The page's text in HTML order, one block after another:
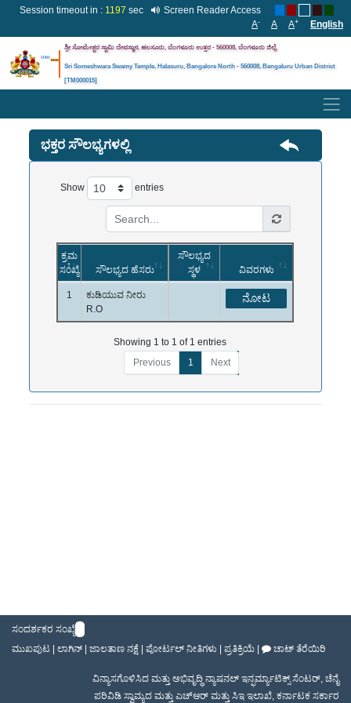
Session timeout in : 1196 sec
Screen Reader Access
A- A A+ English
ಶ್ರೀ ಸೋಮೇಶ್ವರ ಸ್ವಾಮಿ ದೇವಸ್ಥಾನ, ಹಲಸೂರು, ಬೆಂಗಳೂರು ಉತ್ತರ - 560008, ಬೆಂಗಳೂರುಜಿಲ್ಲೆ.
Sri Someshwara Swamy Temple, Halasuru, Bangalore North - 560008, Bengaluru Urban District
[TM000015]
ಭಕ್ತರ ಸೌಲಭ್ಯಗಳಲ್ಲಿ
Show entries
ಕ್ರಮ
ಸಂಖ್ಯೆ
ಸೌಲಭ್ಯದ ಹೆಸರು
ಸೌಲಭ್ಯದ
ಸ್ಥಳ
ವಿವರಗಳು
1
ಕುಡಿಯುವ ನೀರು
R.O
ನೋಟ
Showing 1 to 1 of 1 entries
Previous
1 Next
ಸಂದರ್ಶಕರ ಸಂಖ್ಯೆ
ಮುಖಪುಟ
ಲಾಗಿನ್ ಜಾಲತಾಣ ನಕ್ಷೆ ಪೋರ್ಟಲ್ ನೀತಿಗಳು ಪ್ರತಿಕ್ರಿಯೆ ಚಾಟ್ ತೆರೆಯಿರಿ
ವಿನ್ಯಾಸಗೊಳಿಸಿದ ಮತ್ತು ಅಭಿವೃದ್ಧಿ ನ್ಯಾಷನಲ್ ಇನ್ಫರ್ಮ್ಯಾಟಿಕ್ಸ್ ಸೆಂಟರ್, ಚೆನೈ
ಪರಿವಿಡಿ ಸ್ವಾಮ್ಯದ ಮತ್ತು ಎಚ್ಆರ್ ಮತ್ತು ಸಿಇ ಇಲಾಖೆ, ಕರ್ನಾಟಕ ಸರ್ಕಾರ